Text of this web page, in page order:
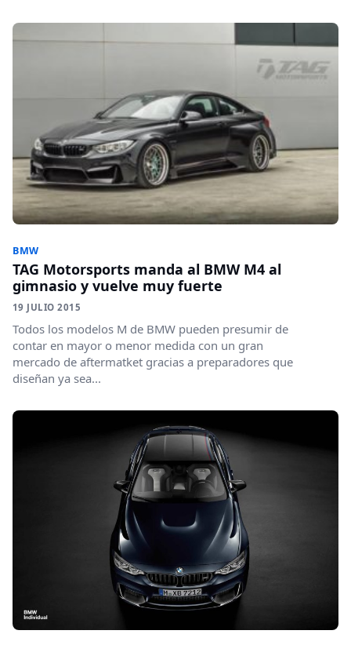
BMW
TAG Motorsports manda al BMW M4 al
gimnasio y vuelve muy fuerte
19 JULIO 2015
Todos los modelos M de BMW pueden presumir de
contar en mayor o menor medida con un gran
mercado de aftermatket gracias a preparadores que
diseñan ya sea...